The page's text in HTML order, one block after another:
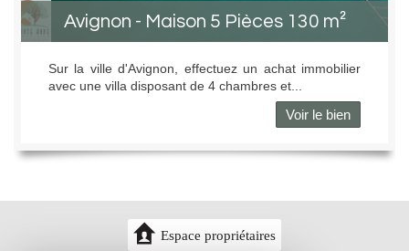
Avignon - Maison 5 Pièces 130 m²
Sur la ville d'Avignon, effectuez un achat immobilier
avec une villa disposant de 4 chambres et...
Voir le bien
Espace propriétaires